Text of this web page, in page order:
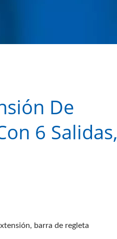
De
6 Salidas,
barra de regleta